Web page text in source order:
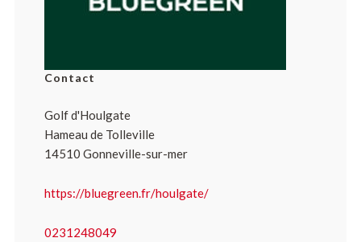
Contact
Golf d'Houlgate
Hameau de Tolleville
14510 Gonneville-sur-mer
https://bluegreen.fr/houlgate/
0231248049